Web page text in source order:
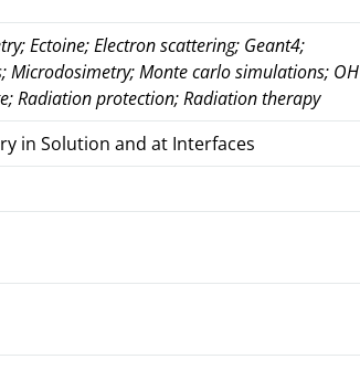
Ectoine; Electron scattering; Geant4;
Microdosimetry; Monte carlo simulations; OH
Radiation protection; Radiation therapy
in Solution and at Interfaces